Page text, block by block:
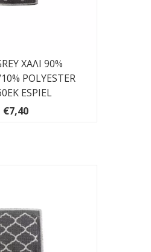
ΧΑΛΙ 90%
POLYESTER
ESPIEL
€7,40